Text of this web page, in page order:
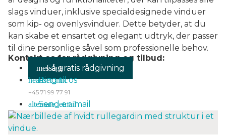
slags vinduer, inklusive specialdesignede vinduer
som kip- og ovenlysvinduer. Dette betyder, at du
kan skabe et ensartet og elegant udtryk, der passer
til dine personlige såvel som professionelle behov.
Kontakt os for rådgivning og tilbud:
Få gratis rådgivning
Ring til os
+45 71 99 77 91
Send en mail